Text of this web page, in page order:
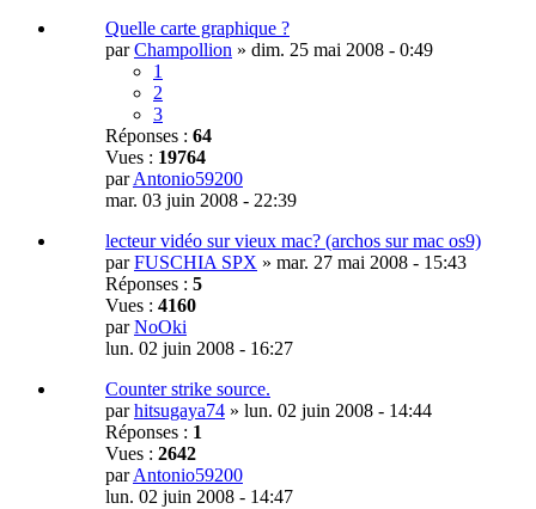
Quelle carte graphique ?
parChampollion » dim. 25 mai 2008 - 0:49
1
2
3
Réponses : 64
Vues : 19764
parAntonio59200
mar. 03 juin 2008 - 22:39
lecteur vidéo sur vieux mac? (archos sur mac os9)
parFUSCHIA SPX » mar. 27 mai 2008 - 15:43
Réponses : 5
Vues : 4160
parNoOki
lun. 02 juin 2008 - 16:27
Counter strike source.
parhitsugaya74 » lun. 02 juin 2008 - 14:44
Réponses : 1
Vues : 2642
parAntonio59200
lun. 02 juin 2008 - 14:47